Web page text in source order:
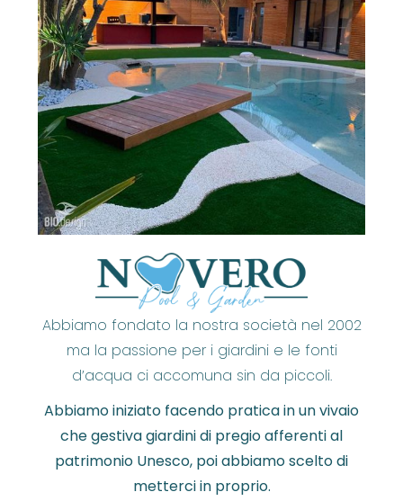
Abbiamo fondato la nostra società nel 2002
ma la passione per i giardini e le fonti
d’acqua ci accomuna sin da piccoli.
Abbiamo iniziato facendo pratica in un vivaio
che gestiva giardini di pregio afferenti al
patrimonio Unesco, poi abbiamo scelto di
metterci in proprio.